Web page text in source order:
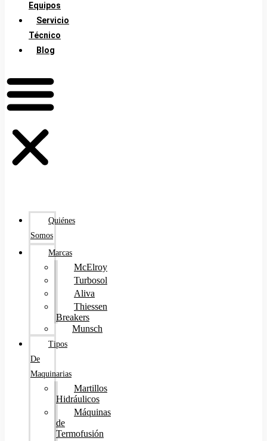
Equipos
Servicio
Técnico
Blog
Quiénes
Somos
Marcas
McElroy
Turbosol
Aliva
Thiessen
Breakers
Munsch
Tipos
De
Maquinarias
Martillos
Hidráulicos
Máquinas
de
Termofusión